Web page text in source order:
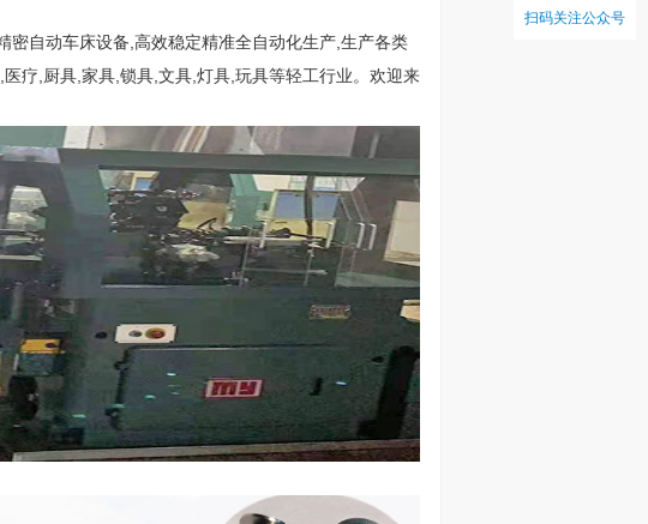
自动车床设备,高效稳定精准全自动化生产,生产各类
疗,厨具,家具,锁具,文具,灯具,玩具等轻工行业。欢迎来
扫码关注公众号